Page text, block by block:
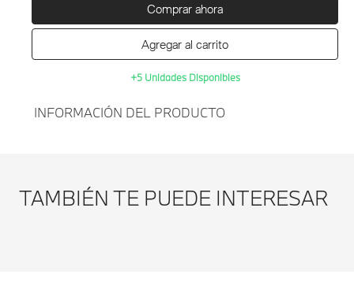
Comprar ahora
Agregar al carrito
+5 Unidades Disponibles
INFORMACIÓN DEL PRODUCTO
LUNETA TRASERA BMW I3
I01/LCI-NEGRO
TAMBIÉN TE PUEDE INTERESAR